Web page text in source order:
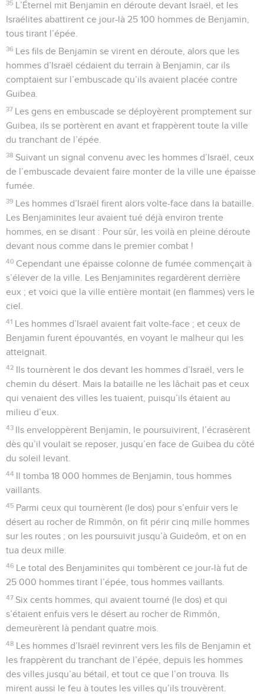
35 L’Éternel mit Benjamin en déroute devant Israël, et les
Israélites abattirent ce jour-là 25 100 hommes de Benjamin,
tous tirant l’épée.
36 Les fils de Benjamin se virent en déroute, alors que les
hommes d’Israël cédaient du terrain à Benjamin, car ils
comptaient sur l’embuscade qu’ils avaient placée contre
Guibea.
37 Les gens en embuscade se déployèrent promptement sur
Guibea, ils se portèrent en avant et frappèrent toute la ville
du tranchant de l’épée.
38 Suivant un signal convenu avec les hommes d’Israël, ceux
de l’embuscade devaient faire monter de la ville une épaisse
fumée.
39 Les hommes d’Israël firent alors volte-face dans la bataille.
Les Benjaminites leur avaient tué déjà environ trente
hommes, en se disant : Pour sûr, les voilà en pleine déroute
devant nous comme dans le premier combat !
40 Cependant une épaisse colonne de fumée commençait à
s’élever de la ville. Les Benjaminites regardèrent derrière
eux ; et voici que la ville entière montait (en flammes) vers le
ciel.
41 Les hommes d’Israël avaient fait volte-face ; et ceux de
Benjamin furent épouvantés, en voyant le malheur qui les
atteignait.
42 Ils tournèrent le dos devant les hommes d’Israël, vers le
chemin du désert. Mais la bataille ne les lâchait pas et ceux
qui venaient des villes les tuaient, puisqu’ils étaient au
milieu d’eux.
43 Ils enveloppèrent Benjamin, le poursuivirent, l’écrasèrent
dès qu’il voulait se reposer, jusqu’en face de Guibea du côté
du soleil levant.
44 Il tomba 18 000 hommes de Benjamin, tous hommes
vaillants.
45 Parmi ceux qui tournèrent (le dos) pour s’enfuir vers le
désert au rocher de Rimmôn, on fit périr cinq mille hommes
sur les routes ; on les poursuivit jusqu’à Guideôm, et on en
tua deux mille.
46 Le total des Benjaminites qui tombèrent ce jour-là fut de
25 000 hommes tirant l’épée, tous hommes vaillants.
47 Six cents hommes, qui avaient tourné (le dos) et qui
s’étaient enfuis vers le désert au rocher de Rimmôn,
demeurèrent là pendant quatre mois.
48 Les hommes d’Israël revinrent vers les fils de Benjamin et
les frappèrent du tranchant de l’épée, depuis les hommes
des villes jusqu’au bétail, et tout ce que l’on trouva. Ils
mirent aussi le feu à toutes les villes qu’ils trouvèrent.